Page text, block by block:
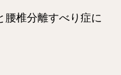
腰椎分離すべり症に